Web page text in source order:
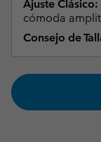
Ajuste Clásico:
cómoda
Consejo de